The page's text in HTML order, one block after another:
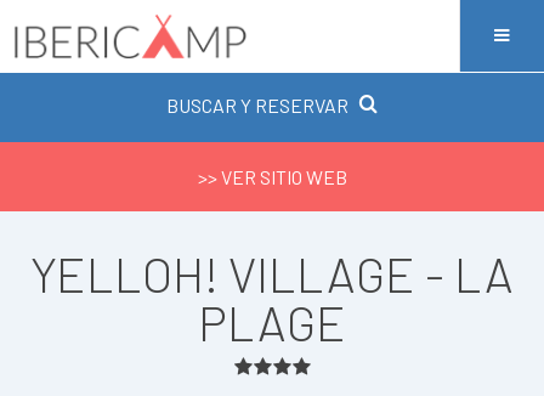
BUSCAR Y RESERVAR
>> VER SITIO WEB
YELLOH! VILLAGE - LA
PLAGE